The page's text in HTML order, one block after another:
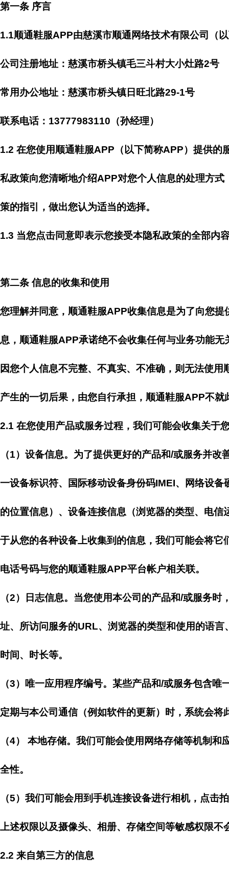
第一条 序言
1.1顺通鞋服APP由慈溪市顺通网络技术有限公司（
公司注册地址：慈溪市桥头镇毛三斗村大小灶路2号
常用办公地址：慈溪市桥头镇日旺北路29-1号
联系电话：13777983110（孙经理）
1.2 在您使用顺通鞋服APP（以下简称APP）提供
私政策向您清晰地介绍APP对您个人信息的处理方
策的指引，做出您认为适当的选择。
1.3 当您点击同意即表示您接受本隐私政策的全部内
第二条 信息的收集和使用
您理解并同意，顺通鞋服APP收集信息是为了向您
息，顺通鞋服APP承诺绝不会收集任何与业务功能
因您个人信息不完整、不真实、不准确，则无法使
产生的一切后果，由您自行承担，顺通鞋服APP不就
2.1 在您使用产品或服务过程，我们可能会收集关于
（1）设备信息。为了提供更好的产品和/或服务并
一设备标识符、国际移动设备身份码IMEI、网络设
的位置信息）、设备连接信息（浏览器的类型、电
于从您的各种设备上收集到的信息，我们可能会将
电话号码与您的顺通鞋服APP平台帐户相关联。
（2）日志信息。当您使用本公司的产品和/或服务
址、所访问服务的URL、浏览器的类型和使用的语
时间、时长等。
（3）唯一应用程序编号。某些产品和/或服务包含
定期与本公司通信（例如软件的更新）时，系统会
（4） 本地存储。我们可能会使用网络存储等机制
全性。
（5）我们可能会用到手机连接设备进行相机，点击
上述权限以及摄像头、相册、存储空间等敏感权限不
2.2 来自第三方的信息